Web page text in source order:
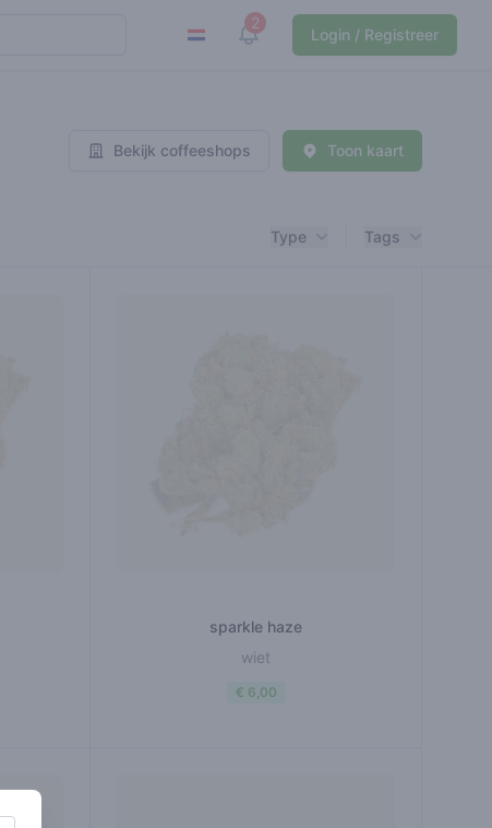
2
View notifications
Login / Registreer
Bekijk coffeeshops Toon kaart
Type Tags
sparkle haze
wiet
€ 6,00